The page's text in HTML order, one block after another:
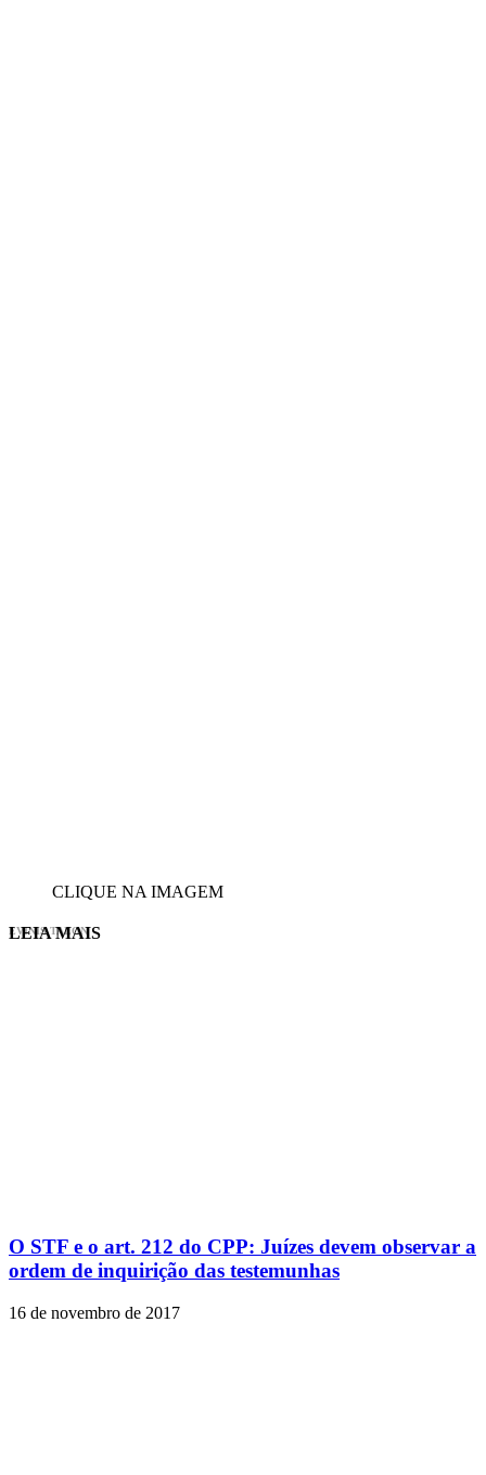
CLIQUE NA IMAGEM
EVINIS TALON
LEIA MAIS
O STF e o art. 212 do CPP: Juízes devem observar a
ordem de inquirição das testemunhas
16 de novembro de 2017